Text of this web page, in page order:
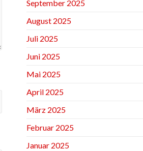
September 2025
August 2025
Juli 2025
Juni 2025
Mai 2025
April 2025
März 2025
Februar 2025
Januar 2025